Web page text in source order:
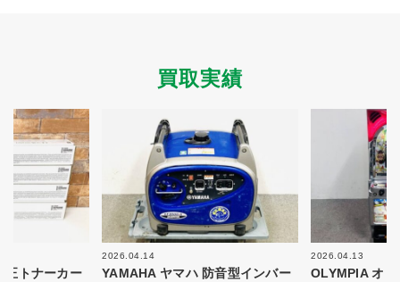
新着情報
プライバシーポリシー
規約・同意書
本人確認書類アップロード
梱包
ガイド
法人の
お客様へ
買取実績
トナーカー
2026.04.14
YAMAHA ヤマハ 防音型インバー
2026.04.13
OLYMPIA オ